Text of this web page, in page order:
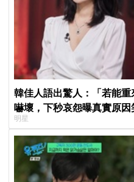
韓佳人語出驚人：「若能
嚇壞，下秒哀怨曝真實原因
明星